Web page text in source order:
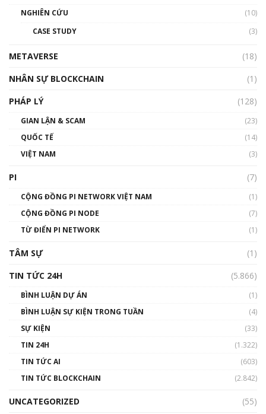
01:32:59
gió ấm
Talkshow 14: MemeCoin – Trò đùa tỷ đô
01:29:26
NGHIÊN CỨU
(10)
CASE STUDY
(3)
METAVERSE
(18)
NHÂN SỰ BLOCKCHAIN
(1)
PHÁP LÝ
(128)
GIAN LẬN & SCAM
(23)
QUỐC TẾ
(14)
VIỆT NAM
(3)
PI (7)
CỘNG ĐỒNG PI NETWORK VIỆT NAM
(1)
CỘNG ĐỒNG PI NODE
(7)
TỪ ĐIỂN PI NETWORK
(1)
TÂM SỰ
(1)
TIN TỨC 24H
(5.866)
BÌNH LUẬN DỰ ÁN
(1)
BÌNH LUẬN SỰ KIỆN TRONG TUẦN
(4)
SỰ KIỆN
(33)
TIN 24H
(1.322)
TIN TỨC AI
(603)
TIN TỨC BLOCKCHAIN
(2.842)
UNCATEGORIZED (55)